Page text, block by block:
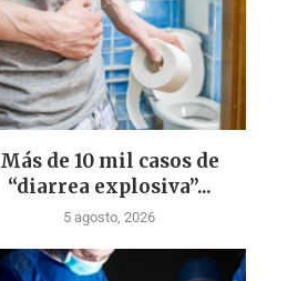
Más de 10 mil casos de
“diarrea explosiva”...
5 agosto, 2026